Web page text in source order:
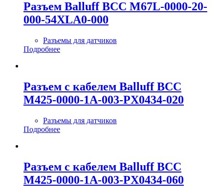
Разъем Balluff BCC M67L-0000-20-
000-54XLA0-000
Разъемы для датчиков
Подробнее
Разъем с кабелем Balluff BCC
M425-0000-1A-003-PX0434-020
Разъемы для датчиков
Подробнее
Разъем с кабелем Balluff BCC
M425-0000-1A-003-PX0434-060